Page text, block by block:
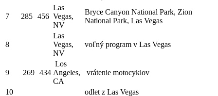
7 285 456
Las
Vegas,
NV
Bryce Canyon National Park, Zion
National Park, Las Vegas
8
Las
Vegas,
NV
voľný program v Las Vegas
9 269 434
Los
Angeles,
CA
vrátenie motocyklov
10 odlet z Las Vegas